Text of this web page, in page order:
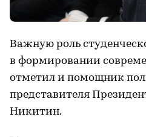
Важную роль
в формировании
отметил и помощник
представителя
Никитин.